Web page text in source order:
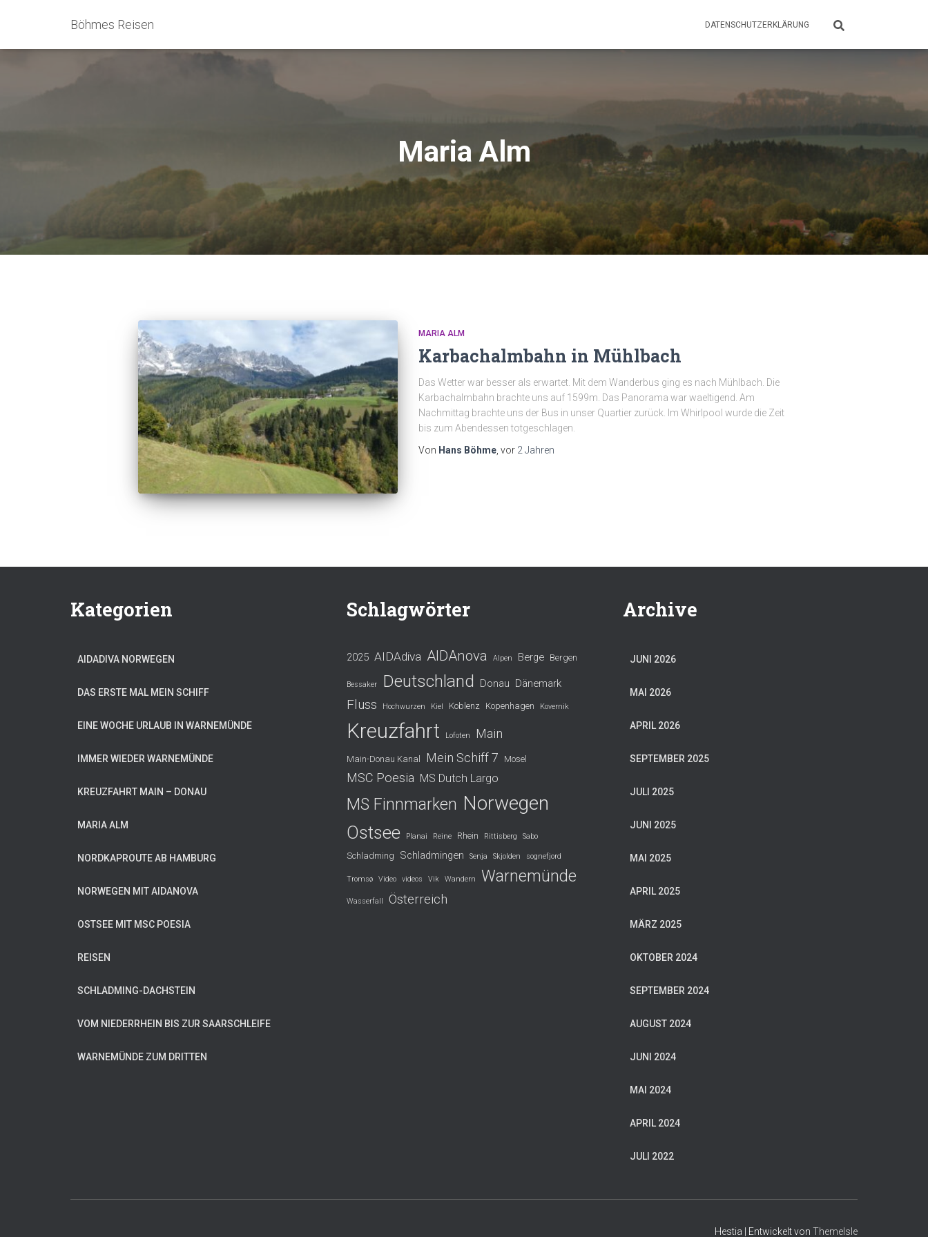
Böhmes Reisen DATENSCHUTZERKLÄRUNG
Maria Alm
MARIA ALM
Karbachalmbahn in Mühlbach
Das Wetter war besser als erwartet. Mit dem Wanderbus ging es nach Mühlbach. Die
Karbachalmbahn brachte uns auf 1599m. Das Panorama war waeltigend. Am
Nachmittag brachte uns der Bus in unser Quartier zurück. Im Whirlpool wurde die Zeit
bis zum Abendessen totgeschlagen.
Von Hans Böhme, vor 2 Jahren
Kategorien
AIDADIVA NORWEGEN
DAS ERSTE MAL MEIN SCHIFF
EINE WOCHE URLAUB IN WARNEMÜNDE
IMMER WIEDER WARNEMÜNDE
KREUZFAHRT MAIN – DONAU
MARIA ALM
NORDKAPROUTE AB HAMBURG
NORWEGEN MIT AIDANOVA
OSTSEE MIT MSC POESIA
REISEN
SCHLADMING-DACHSTEIN
VOM NIEDERRHEIN BIS ZUR SAARSCHLEIFE
WARNEMÜNDE ZUM DRITTEN
Schlagwörter
2025 AIDAdiva AIDAnova Alpen Berge Bergen
Bessaker Deutschland Donau Dänemark
Fluss Hochwurzen Kiel Koblenz Kopenhagen Kovernik
Kreuzfahrt Lofoten Main
Main-Donau Kanal Mein Schiff 7 Mosel
MSC Poesia MS Dutch Largo
MS Finnmarken Norwegen
Ostsee Planai Reine Rhein Rittisberg Sabo
Schladming Schladmingen Senja Skjolden sognefjord
Tromsø Video videos Vik Wandern Warnemünde
Wasserfall Österreich
Archive
JUNI 2026
MAI 2026
APRIL 2026
SEPTEMBER 2025
JULI 2025
JUNI 2025
MAI 2025
APRIL 2025
MÄRZ 2025
OKTOBER 2024
SEPTEMBER 2024
AUGUST 2024
JUNI 2024
MAI 2024
APRIL 2024
JULI 2022
Hestia | Entwickelt von ThemeIsle